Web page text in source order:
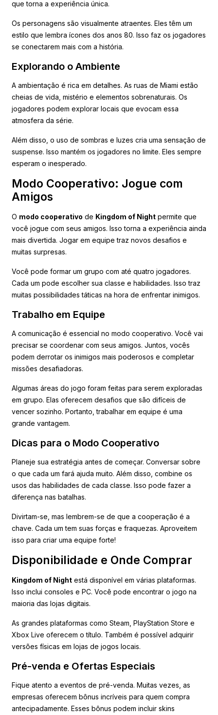
que torna a experiência única.
Os personagens são visualmente atraentes. Eles têm um
estilo que lembra ícones dos anos 80. Isso faz os jogadores
se conectarem mais com a história.
Explorando o Ambiente
A ambientação é rica em detalhes. As ruas de Miami estão
cheias de vida, mistério e elementos sobrenaturais. Os
jogadores podem explorar locais que evocam essa
atmosfera da série.
Além disso, o uso de sombras e luzes cria uma sensação de
suspense. Isso mantém os jogadores no limite. Eles sempre
esperam o inesperado.
Modo Cooperativo: Jogue com
Amigos
O modo cooperativo de Kingdom of Night permite que
você jogue com seus amigos. Isso torna a experiência ainda
mais divertida. Jogar em equipe traz novos desafios e
muitas surpresas.
Você pode formar um grupo com até quatro jogadores.
Cada um pode escolher sua classe e habilidades. Isso traz
muitas possibilidades táticas na hora de enfrentar inimigos.
Trabalho em Equipe
A comunicação é essencial no modo cooperativo. Você vai
precisar se coordenar com seus amigos. Juntos, vocês
podem derrotar os inimigos mais poderosos e completar
missões desafiadoras.
Algumas áreas do jogo foram feitas para serem exploradas
em grupo. Elas oferecem desafios que são difíceis de
vencer sozinho. Portanto, trabalhar em equipe é uma
grande vantagem.
Dicas para o Modo Cooperativo
Planeje sua estratégia antes de começar. Conversar sobre
o que cada um fará ajuda muito. Além disso, combine os
usos das habilidades de cada classe. Isso pode fazer a
diferença nas batalhas.
Divirtam-se, mas lembrem-se de que a cooperação é a
chave. Cada um tem suas forças e fraquezas. Aproveitem
isso para criar uma equipe forte!
Disponibilidade e Onde Comprar
Kingdom of Night está disponível em várias plataformas.
Isso inclui consoles e PC. Você pode encontrar o jogo na
maioria das lojas digitais.
As grandes plataformas como Steam, PlayStation Store e
Xbox Live oferecem o título. Também é possível adquirir
versões físicas em lojas de jogos locais.
Pré-venda e Ofertas Especiais
Fique atento a eventos de pré-venda. Muitas vezes, as
empresas oferecem bônus incríveis para quem compra
antecipadamente. Esses bônus podem incluir skins